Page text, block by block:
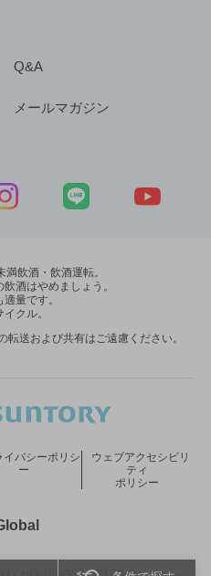
Q&A
メールマガジン
飲酒・飲酒運転。
酒はやめましょう。
量です。
クル。
送および共有はご遠慮ください。
イバシーポリシ
ー
ウェブアクセシビリ
ティ
ポリシー
新しいウィンドウで開く